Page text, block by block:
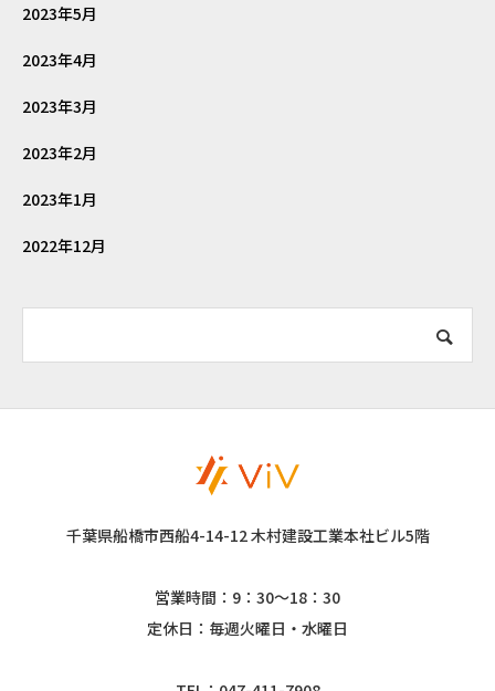
2023年5月
2023年4月
2023年3月
2023年2月
2023年1月
2022年12月
千葉県船橋市西船4-14-12 木村建設工業本社ビル5階
営業時間：9：30～18：30
定休日：毎週火曜日・水曜日